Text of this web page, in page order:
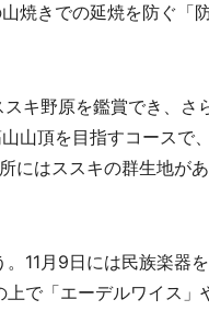
焼きでの延焼を防ぐ「
キ野原を鑑賞でき、さ
山頂を目指すコースで
にはススキの群生地が
11月9日には民族楽器
で「エーデルワイス」